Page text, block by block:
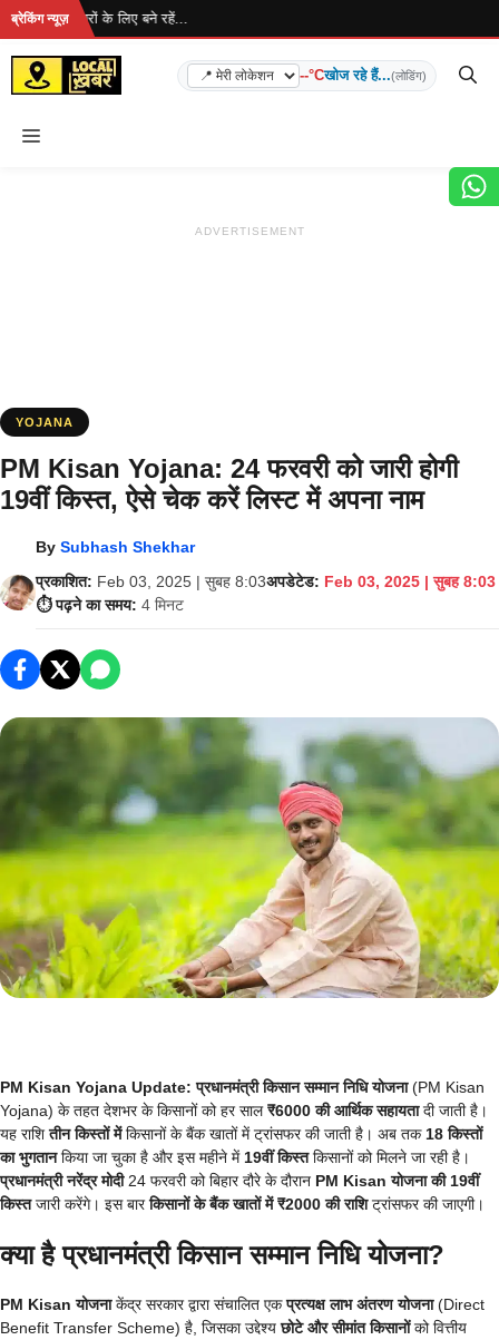
Skip
content
ब्रेकिंग न्यूज़
ताज़ा खबरों के लिए बने रहें...
--°Cखोज रहे हैं...(लोडिंग)
Menu
ADVERTISEMENT
YOJANA
PM Kisan Yojana: 24 फरवरी को जारी होगी
19वीं किस्‍त, ऐसे चेक करें लिस्‍ट में अपना नाम
By Subhash Shekhar
प्रकाशित: Feb 03, 2025 | सुबह 8:03अपडेटेड: Feb 03, 2025 | सुबह 8:03
⏱️ पढ़ने का समय: 4 मिनट
PM Kisan Yojana Update: प्रधानमंत्री किसान सम्मान निधि योजना(PM Kisan
Yojana) के तहत देशभर के किसानों को हर साल₹6000 की आर्थिक सहायतादी जाती है।
यह राशितीन किस्तों मेंकिसानों के बैंक खातों में ट्रांसफर की जाती है। अब तक 18 किस्तों
का भुगतानकिया जा चुका है और इस महीने में 19वीं किस्तकिसानों को मिलने जा रही है।
प्रधानमंत्री नरेंद्र मोदी24 फरवरी को बिहार दौरे के दौरान PM Kisan योजना की 19वीं
किस्तजारी करेंगे। इस बारकिसानों के बैंक खातों में ₹2000 की राशिट्रांसफर की जाएगी।
क्या है प्रधानमंत्री किसान सम्मान निधि योजना?
PM Kisan योजनाकेंद्र सरकार द्वारा संचालित एकप्रत्यक्ष लाभ अंतरण योजना(Direct
Benefit Transfer Scheme) है, जिसका उद्देश्यछोटे और सीमांत किसानोंको वित्तीय